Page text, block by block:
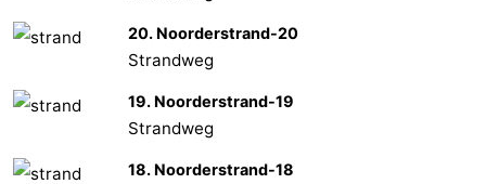
20. Noorderstrand-20
Strandweg
19. Noorderstrand-19
Strandweg
18. Noorderstrand-18